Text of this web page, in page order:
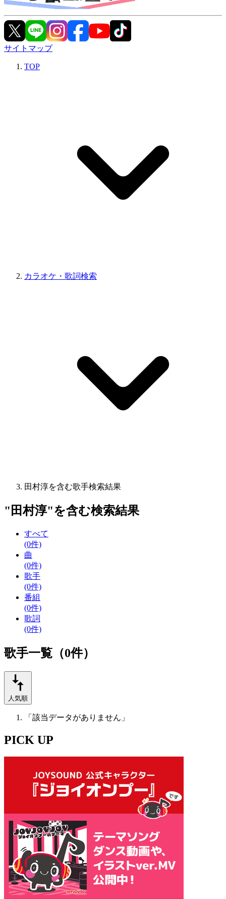
サイトマップ
TOP
カラオケ・歌詞検索
田村淳を含む歌手検索結果
" 田村淳"を含む検索結果
すべて
(0件)
曲
(0件)
歌手
(0件)
番組
(0件)
歌詞
(0件)
歌手一覧（0件）
人気順
「該当データがありません」
PICK UP